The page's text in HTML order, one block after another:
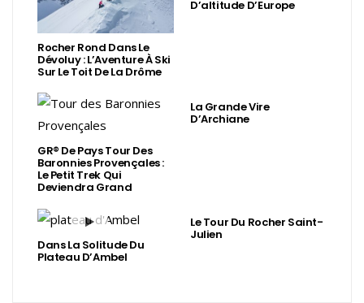
Rocher Rond Dans Le
Dévoluy : L’Aventure À Ski
Sur Le Toit De La Drôme
D’altitude D’Europe
GR® De Pays Tour Des
Baronnies Provençales :
Le Petit Trek Qui
Deviendra Grand
La Grande Vire
D’Archiane
Dans La Solitude Du
Plateau D’Ambel
Le Tour Du Rocher Saint-
Julien